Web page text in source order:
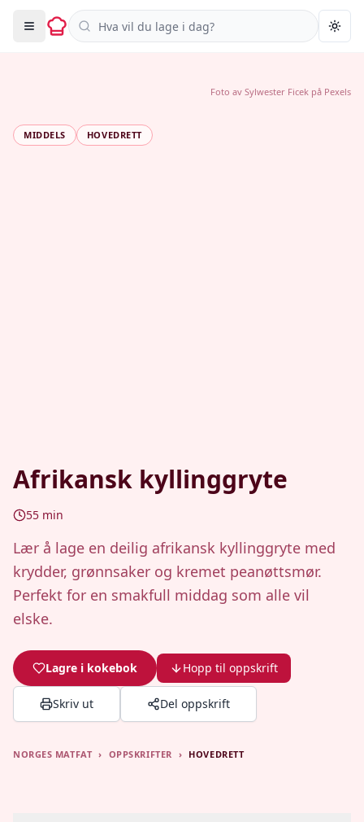
Søk i oppskrifter
MIDDELS HOVEDRETT
Afrikansk kyllinggryte
55 min
Lær å lage en deilig afrikansk kyllinggryte med
krydder, grønnsaker og kremet peanøttsmør.
Perfekt for en smakfull middag som alle vil
elske.
Lagre i kokebok Hopp til oppskrift
Skriv ut Del oppskrift
Foto av Sylwester Ficek på Pexels
NORGES MATFAT › OPPSKRIFTER › HOVEDRETT